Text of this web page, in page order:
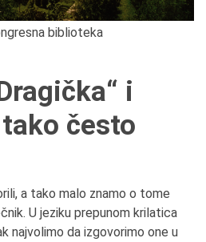
biblioteka
i
često
a tako malo znamo o tome
U jeziku prepunom krilatica
najvolimo da izgovorimo one u